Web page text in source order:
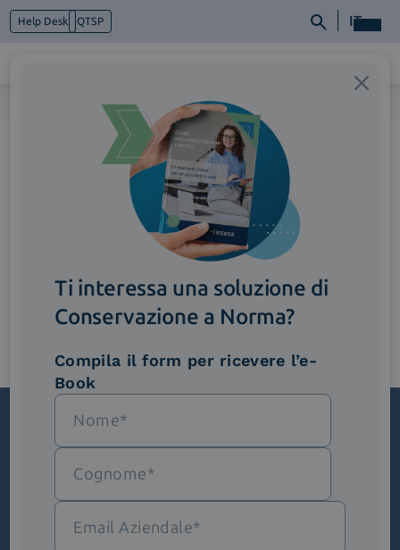
Help Desk QTSP IT
Cosa facciamo
Accordion5_SupportoContinuo
Iscriviti alla newsletter
Novità, iniziative ed eventi dal mondo della
trasformazione digitale.
Scopri InNews
Ti interessa una soluzione di
Conservazione a Norma?
Compila il form per ricevere l’e-
Book